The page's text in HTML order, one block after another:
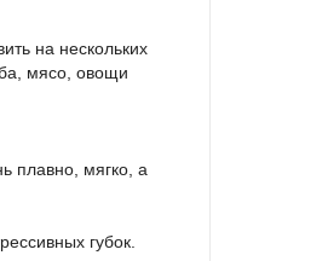
на нескольких
мясо, овощи
плавно, мягко, а
губок.